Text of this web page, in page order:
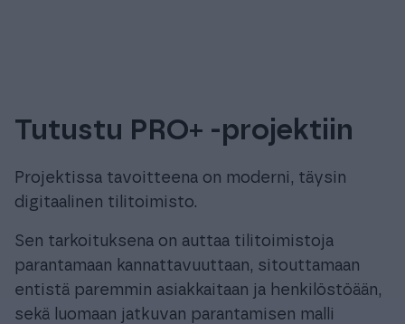
Tutustu PRO+ -projektiin
Projektissa tavoitteena on moderni, täysin
digitaalinen tilitoimisto.
Sen tarkoituksena on auttaa tilitoimistoja
parantamaan kannattavuuttaan, sitouttamaan
entistä paremmin asiakkaitaan ja henkilöstöään,
sekä luomaan jatkuvan parantamisen malli